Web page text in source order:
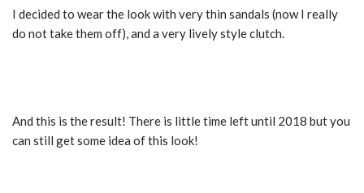
I decided to wear the look with very thin sandals (now I really
do not take them off), and a very lively style clutch.
And this is the result! There is little time left until 2018 but you
can still get some idea of this look!